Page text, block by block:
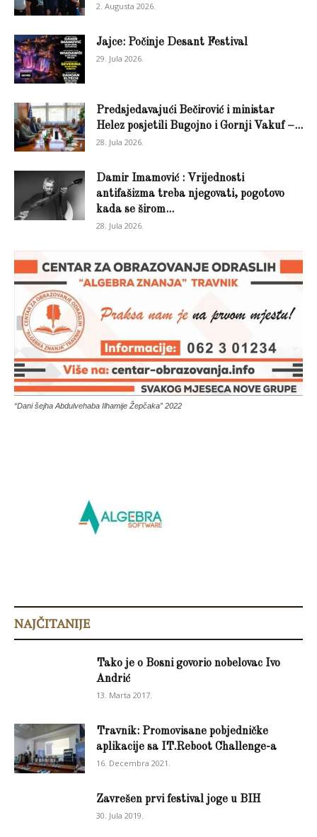
2. Augusta 2026.
Jajce: Počinje Desant Festival
29. Jula 2026.
Predsjedavajući Bečirović i ministar
Helez posjetili Bugojno i Gornji Vakuf –...
28. Jula 2026.
Damir Imamović : Vrijednosti
antifašizma treba njegovati, pogotovo
kada se širom...
28. Jula 2026.
“Dani šejha Abdulvehaba Ilhamije Žepčaka” 2022
NAJČITANIJE
Tako je o Bosni govorio nobelovac Ivo
Andrić
13. Marta 2017.
Travnik: Promovisane pobjedničke
aplikacije sa IT.Reboot Challenge-a
16. Decembra 2021.
Zavrešen prvi festival joge u BIH
30. Jula 2019.